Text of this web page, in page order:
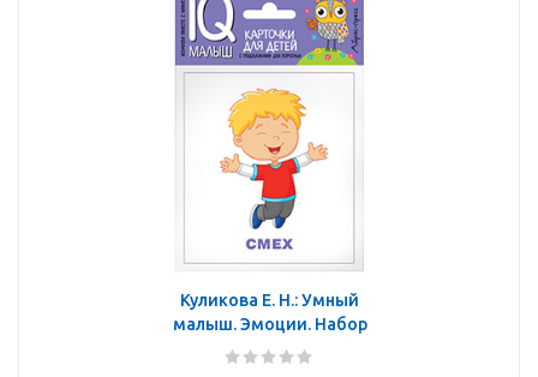
Куликова Е. Н.: Умный
малыш. Эмоции. Набор
карточек для детей.